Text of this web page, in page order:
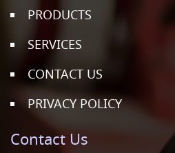
PRODUCTS
SERVICES
CONTACT US
PRIVACY POLICY
Contact Us